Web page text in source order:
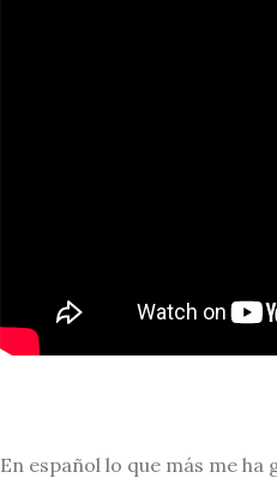
En español lo que más me